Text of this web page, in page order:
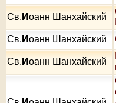
Св. Иоанн Шанхайский
Св. Иоанн Шанхайский
Св. Иоанн Шанхайский